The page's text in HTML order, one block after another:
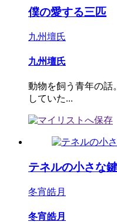
僕の愛する三匹
九州壇氏
九州壇氏
動物を飼う青年の話
していた...
テネルの小さな鍵
冬宵皓月
冬宵皓月